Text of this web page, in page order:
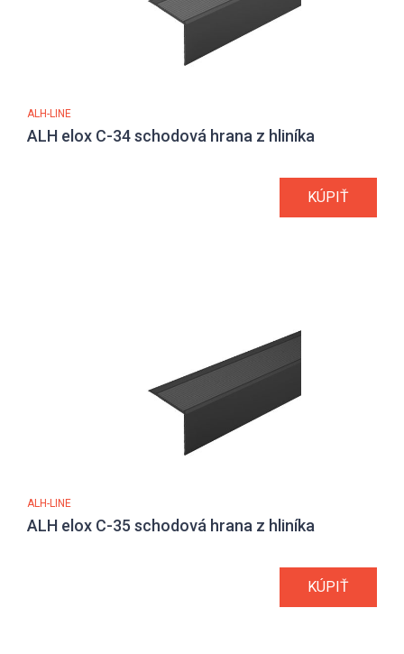
ALH-LINE
ALH elox C-34 schodová hrana z hliníka
KÚPIŤ
ALH-LINE
ALH elox C-35 schodová hrana z hliníka
KÚPIŤ